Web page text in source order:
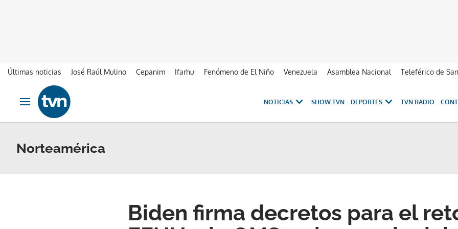
Últimas noticias José Raúl Mulino Cepanim Ifarhu Fenómeno de El Niño Venezuela Asamblea Nacional Teleférico de
Ir al contenido
Obrir navegació
NOTICIAS SHOW TVN DEPORTES TVN RADIO
Norteamérica
Biden firma decretos para el